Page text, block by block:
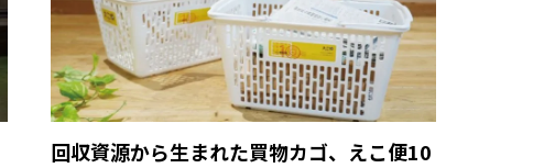
回収資源から生まれた買物カゴ、えこ便10